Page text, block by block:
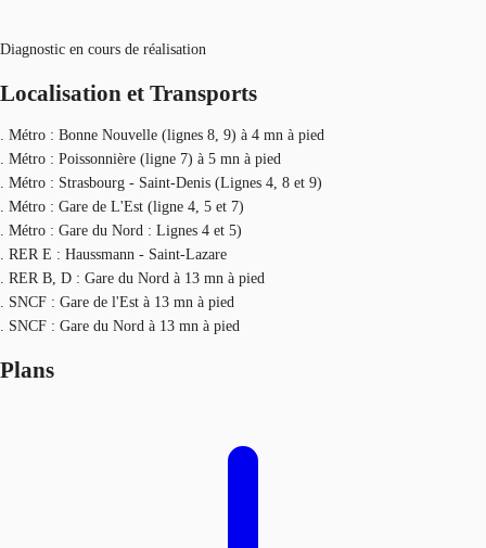
Diagnostic en cours de réalisation
Localisation et Transports
. Métro : Bonne Nouvelle (lignes 8, 9) à 4 mn à pied
. Métro : Poissonnière (ligne 7) à 5 mn à pied
. Métro : Strasbourg - Saint-Denis (Lignes 4, 8 et 9)
. Métro : Gare de L'Est (ligne 4, 5 et 7)
. Métro : Gare du Nord : Lignes 4 et 5)
. RER E : Haussmann - Saint-Lazare
. RER B, D : Gare du Nord à 13 mn à pied
. SNCF : Gare de l'Est à 13 mn à pied
. SNCF : Gare du Nord à 13 mn à pied
Plans